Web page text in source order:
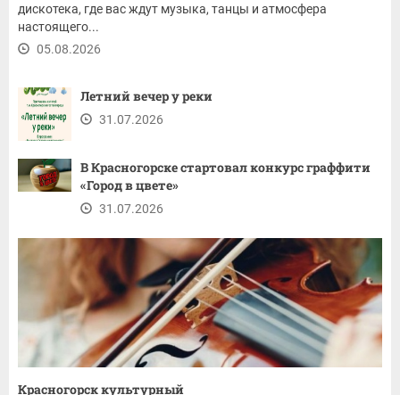
дискотека, где вас ждут музыка, танцы и атмосфера
настоящего...
05.08.2026
Летний вечер у реки
31.07.2026
В Красногорске стартовал конкурс граффити
«Город в цвете»
31.07.2026
Красногорск культурный